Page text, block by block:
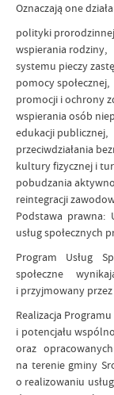
Oznaczają one
polityki
wspierania rodziny,
systemu pieczy
pomocy społecznej,
promocji i ochrony
wspierania osób
edukacji publicznej,
przeciwdziałania
kultury fizycznej i
pobudzania
reintegracji
Podstawa prawna:
usług społecznych
Program Usług
społeczne
i przyjmowany
Realizacja
i potencjału
oraz
na terenie gminy
o realizowaniu